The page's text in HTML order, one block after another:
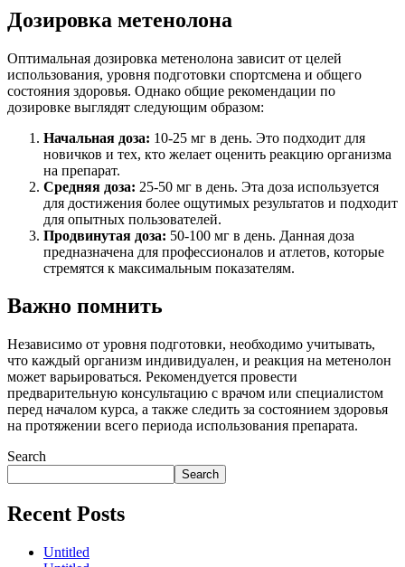
Дозировка метенолона
Оптимальная дозировка метенолона зависит от целей
использования, уровня подготовки спортсмена и общего
состояния здоровья. Однако общие рекомендации по
дозировке выглядят следующим образом:
Начальная доза: 10-25 мг в день. Это подходит для
новичков и тех, кто желает оценить реакцию организма
на препарат.
Средняя доза: 25-50 мг в день. Эта доза используется
для достижения более ощутимых результатов и подходит
для опытных пользователей.
Продвинутая доза: 50-100 мг в день. Данная доза
предназначена для профессионалов и атлетов, которые
стремятся к максимальным показателям.
Важно помнить
Независимо от уровня подготовки, необходимо учитывать,
что каждый организм индивидуален, и реакция на метенолон
может варьироваться. Рекомендуется провести
предварительную консультацию с врачом или специалистом
перед началом курса, а также следить за состоянием здоровья
на протяжении всего периода использования препарата.
Search
Search
Recent Posts
Untitled